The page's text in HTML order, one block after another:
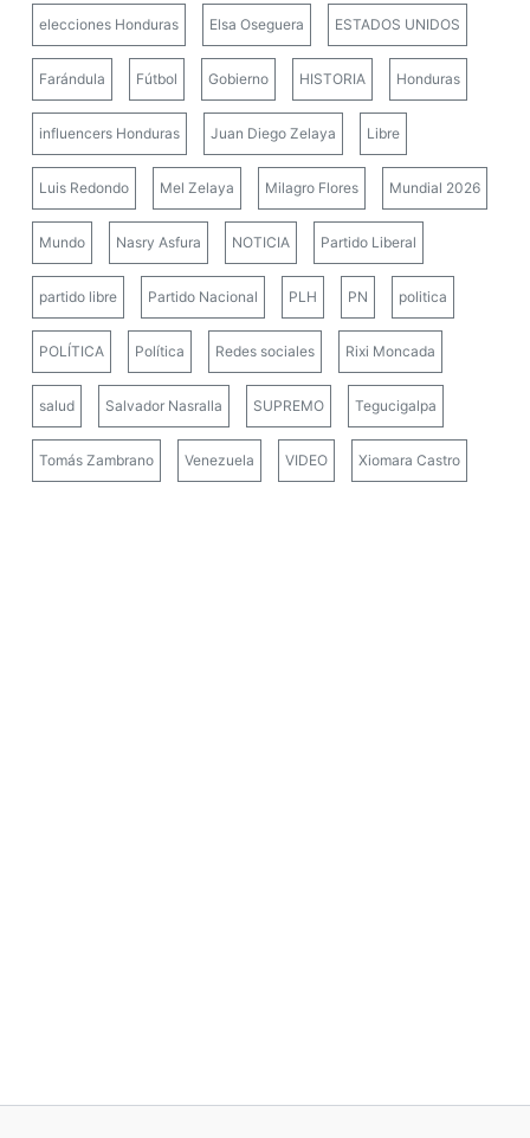
elecciones Honduras Elsa Oseguera ESTADOS UNIDOS
Farándula Fútbol Gobierno HISTORIA Honduras
influencers Honduras Juan Diego Zelaya Libre
Luis Redondo Mel Zelaya Milagro Flores Mundial 2026
Mundo Nasry Asfura NOTICIA Partido Liberal
partido libre Partido Nacional PLH PN politica
POLÍTICA Política Redes sociales Rixi Moncada
salud Salvador Nasralla SUPREMO Tegucigalpa
Tomás Zambrano Venezuela VIDEO Xiomara Castro